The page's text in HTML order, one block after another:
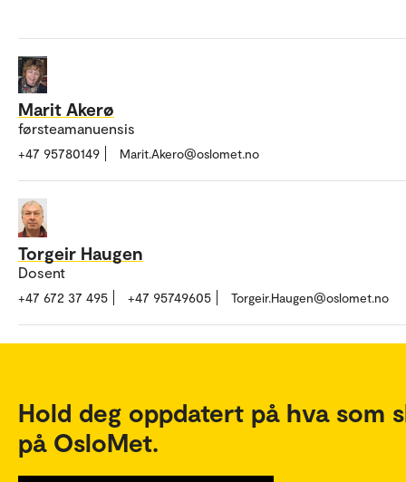
Marit Akerø
førsteamanuensis
+47 95780149 Marit.Akero@oslomet.no
Torgeir Haugen
Dosent
+47 672 37 495 +47 95749605 Torgeir.Haugen@oslomet.no
Hold deg oppdatert på hva som
på OsloMet.